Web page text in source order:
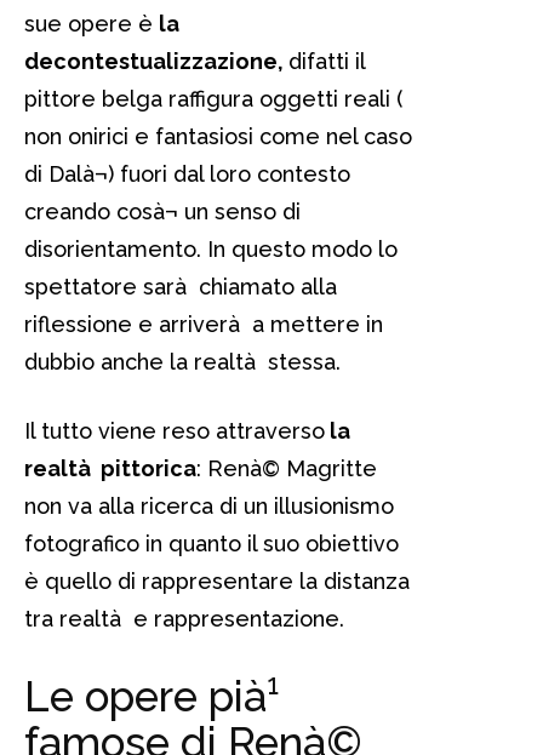
sue opere è la
decontestualizzazione, difatti il
pittore belga raffigura oggetti reali (
non onirici e fantasiosi come nel caso
di Dalà¬) fuori dal loro contesto
creando cosà¬ un senso di
disorientamento. In questo modo lo
spettatore sarà chiamato alla
riflessione e arriverà a mettere in
dubbio anche la realtà stessa.
Il tutto viene reso attraverso la
realtà pittorica: Renà© Magritte
non va alla ricerca di un illusionismo
fotografico in quanto il suo obiettivo
è quello di rappresentare la distanza
tra realtà e rappresentazione.
Le opere pià¹
famose di Renà©